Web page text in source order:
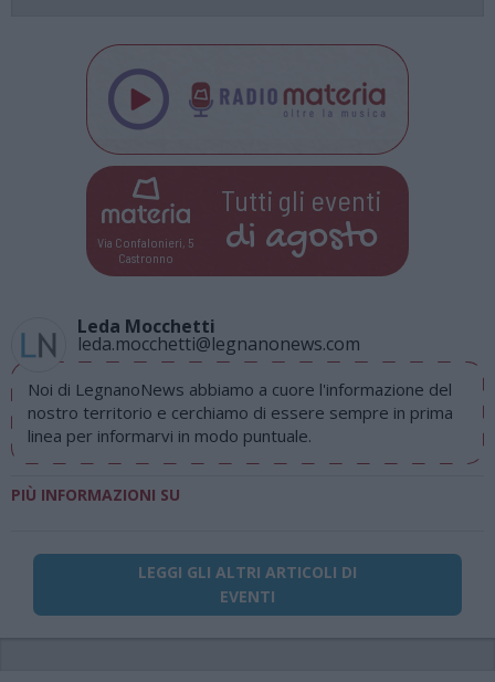
Via Confalonieri, 5
Castronno
Tutti gli eventi
di agosto
Leda Mocchetti
leda.mocchetti@legnanonews.com
Noi di LegnanoNews abbiamo a cuore l'informazione del
nostro territorio e cerchiamo di essere sempre in prima
linea per informarvi in modo puntuale.
PIÙ INFORMAZIONI SU
LEGGI GLI ALTRI ARTICOLI DI
EVENTI